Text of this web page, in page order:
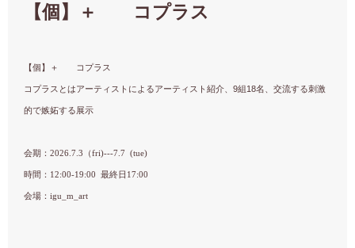
【個】＋ コプラス
【個】＋ コプラス
コプラスとはアーティストによるアーティスト紹介、9組18名、交流する刺激
的で嫉妬する展示
会期：2026.7.3（fri)---7.7 (tue)
時間：12:00-19:00 最終日17:00
会場：igu_m_art